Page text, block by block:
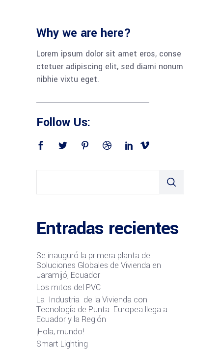
Why we are here?
Lorem ipsum dolor sit amet eros, conse
ctetuer adipiscing elit, sed diami nonum
nibhie vixtu eget.
Follow Us:
Entradas recientes
Se inauguró la primera planta de
Soluciones Globales de Vivienda en
Jaramijó, Ecuador
Los mitos del PVC
La Industria de la Vivienda con
Tecnología de Punta Europea llega a
Ecuador y la Región
¡Hola, mundo!
Smart Lighting